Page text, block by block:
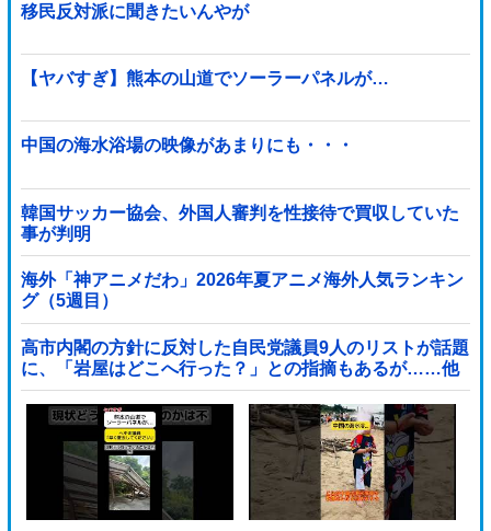
移民反対派に聞きたいんやが
【ヤバすぎ】熊本の山道でソーラーパネルが…
中国の海水浴場の映像があまりにも・・・
韓国サッカー協会、外国人審判を性接待で買収していた
事が判明
海外「神アニメだわ」2026年夏アニメ海外人気ランキン
グ（5週目）
高市内閣の方針に反対した自民党議員9人のリストが話題
に、「岩屋はどこへ行った？」との指摘もあるが……他